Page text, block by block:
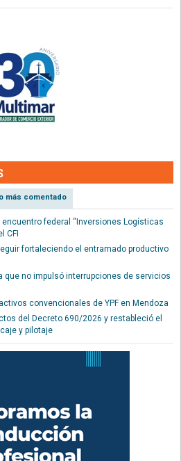
más comentado
federal “Inversiones Logísticas
CFI
fortaleciendo el entramado productivo
que no impulsó interrupciones de servicios
convencionales de YPF en Mendoza
del Decreto 690/2026 y restableció el
y pilotaje